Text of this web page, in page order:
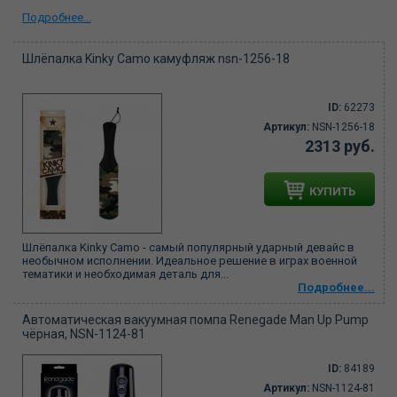
Подробнее...
Шлёпалка Kinky Camo камуфляж nsn-1256-18
ID: 62273
Артикул: NSN-1256-18
2313 руб.
КУПИТЬ
Шлёпалка Kinky Camo - самый популярный ударный девайс в
необычном исполнении. Идеальное решение в играх военной
тематики и необходимая деталь для...
Подробнее...
Автоматическая вакуумная помпа Renegade Man Up Pump
чёрная, NSN-1124-81
ID: 84189
Артикул: NSN-1124-81